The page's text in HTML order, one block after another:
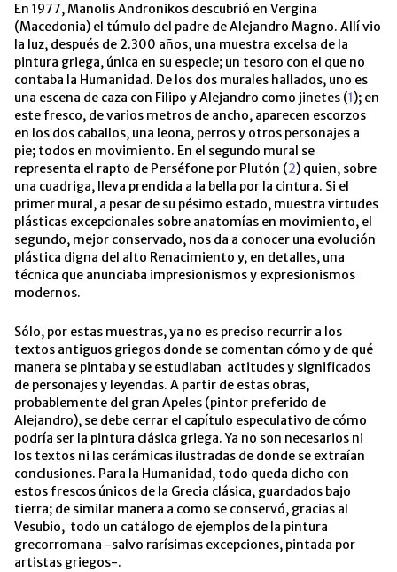
En 1977, Manolis Andronikos descubrió en Vergina
(Macedonia) el túmulo del padre de Alejandro Magno. Allí vio
la luz, después de 2.300 años, una muestra excelsa de la
pintura griega, única en su especie; un tesoro con el que no
contaba la Humanidad. De los dos murales hallados, uno es
una escena de caza con Filipo y Alejandro como jinetes (1); en
este fresco, de varios metros de ancho, aparecen escorzos
en los dos caballos, una leona, perros y otros personajes a
pie; todos en movimiento. En el segundo mural se
representa el rapto de Perséfone por Plutón (2) quien, sobre
una cuadriga, lleva prendida a la bella por la cintura. Si el
primer mural, a pesar de su pésimo estado, muestra virtudes
plásticas excepcionales sobre anatomías en movimiento, el
segundo, mejor conservado, nos da a conocer una evolución
plástica digna del alto Renacimiento y, en detalles, una
técnica que anunciaba impresionismos y expresionismos
modernos.
Sólo, por estas muestras, ya no es preciso recurrir a los
textos antiguos griegos donde se comentan cómo y de qué
manera se pintaba y se estudiaban actitudes y significados
de personajes y leyendas. A partir de estas obras,
probablemente del gran Apeles (pintor preferido de
Alejandro), se debe cerrar el capítulo especulativo de cómo
podría ser la pintura clásica griega. Ya no son necesarios ni
los textos ni las cerámicas ilustradas de donde se extraían
conclusiones. Para la Humanidad, todo queda dicho con
estos frescos únicos de la Grecia clásica, guardados bajo
tierra; de similar manera a como se conservó, gracias al
Vesubio, todo un catálogo de ejemplos de la pintura
grecorromana -salvo rarísimas excepciones, pintada por
artistas griegos-.